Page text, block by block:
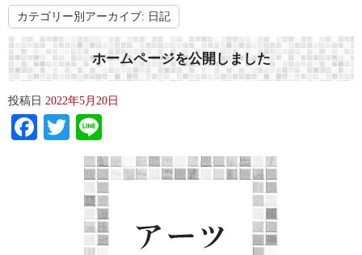
カテゴリー別アーカイブ: 日記
ホームページを公開しました
投稿日 2022年5月20日
Facebook
Twitter